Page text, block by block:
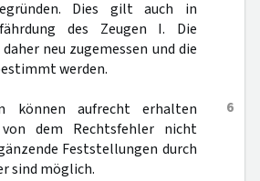
Dies gilt auch in
des Zeugen I. Die
neu zugemessen und die
werden.
6
können aufrecht erhalten
dem Rechtsfehler nicht
Feststellungen durch
sind möglich.